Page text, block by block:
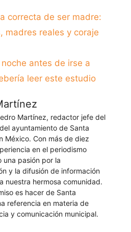
correcta de ser madre:
madres reales y coraje
antes de irse a
leer este estudio
Martínez, redactor jefe del
ayuntamiento de Santa
México. Con más de diez
en el periodismo
una pasión por la
y la difusión de información
nuestra hermosa comunidad.
es hacer de Santa
referencia en materia de
y comunicación municipal.